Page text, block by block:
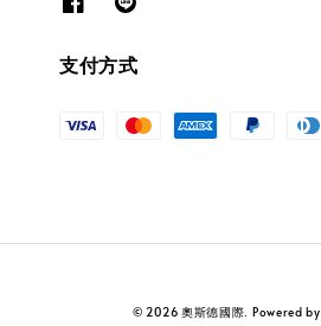
支付方式
© 2026 奧斯德國際. Powered by